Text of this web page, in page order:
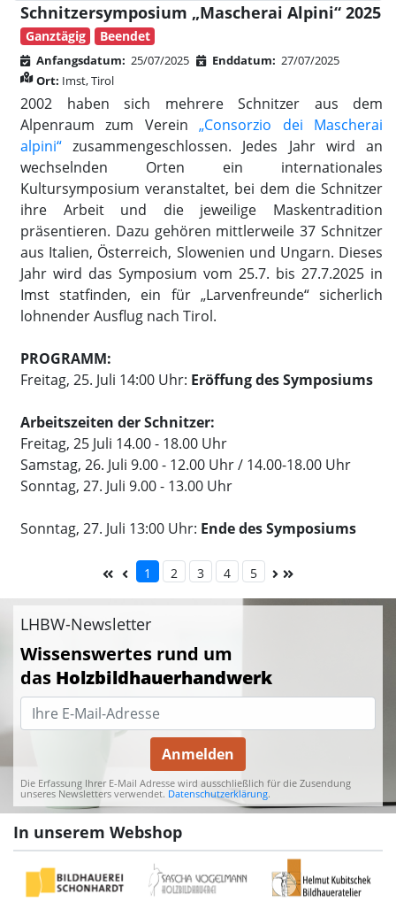
Schnitzersymposium „Mascherai Alpini“ 2025
Ganztägig Beendet
Anfangsdatum: 25/07/2025 Enddatum: 27/07/2025
Ort: Imst, Tirol
2002 haben sich mehrere Schnitzer aus dem
Alpenraum zum Verein„Consorzio dei Mascherai
alpini“ zusammengeschlossen. Jedes Jahr wird an
wechselnden Orten ein internationales
Kultursymposium veranstaltet, bei dem die Schnitzer
ihre Arbeit und die jeweilige Maskentradition
präsentieren. Dazu gehören mittlerweile 37 Schnitzer
aus Italien, Österreich, Slowenien und Ungarn. Dieses
Jahr wird das Symposium vom 25.7. bis 27.7.2025 in
Imst statfinden, ein für „Larvenfreunde“ sicherlich
lohnender Ausflug nach Tirol.
PROGRAMM:
Freitag, 25. Juli 14:00 Uhr: Eröffung des Symposiums
Arbeitszeiten der Schnitzer:
Freitag, 25 Juli 14.00 - 18.00 Uhr
Samstag, 26. Juli 9.00 - 12.00 Uhr / 14.00-18.00 Uhr
Sonntag, 27. Juli 9.00 - 13.00 Uhr
Sonntag, 27. Juli 13:00 Uhr: Ende des Symposiums
1 2 3 4 5
LHBW-Newsletter
Wissenswertes rund um
das Holzbildhauerhandwerk
Anmelden
Die Erfassung Ihrer E-Mail Adresse wird ausschließlich für die Zusendung
unseres Newsletters verwendet. Datenschutzerklärung.
In unserem Webshop